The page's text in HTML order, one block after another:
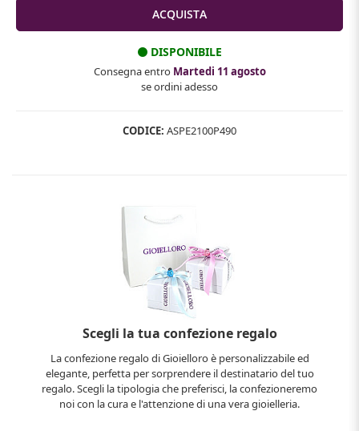
DISPONIBILE
Consegna entro Martedi 11 agosto
se ordini adesso
CODICE: ASPE2100P490
Scegli la tua confezione regalo
La confezione regalo di Gioielloro è personalizzabile ed
elegante, perfetta per sorprendere il destinatario del tuo
regalo. Scegli la tipologia che preferisci, la confezioneremo
noi con la cura e l'attenzione di una vera gioielleria.